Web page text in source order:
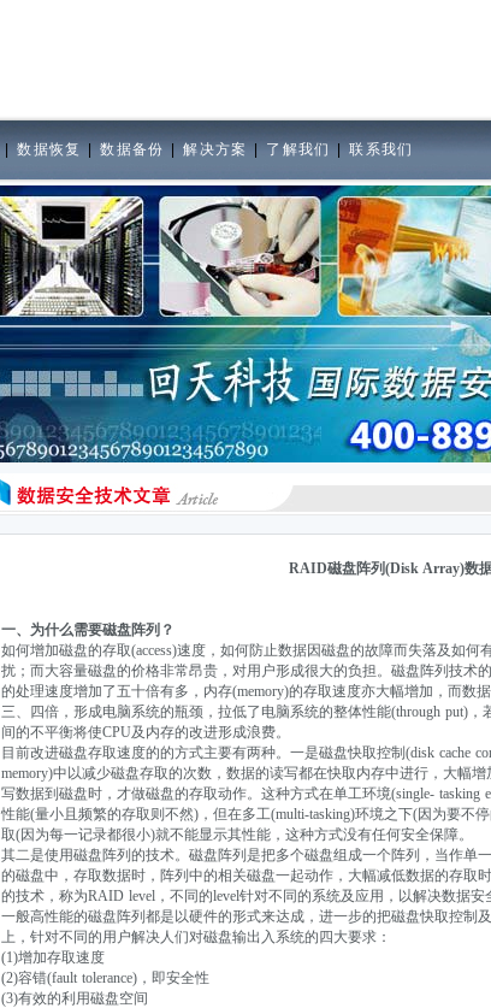
|数据恢复 |数据备份 |解决方案 了解我们 |联系我们
RAID磁盘阵列(Disk Array)数
一、为什么需要磁盘阵列？
如何增加磁盘的存取(access)速度，如何防止数据因磁盘的故障而失落及如
扰；而大容量磁盘的价格非常昂贵，对用户形成很大的负担。磁盘阵列技
的处理速度增加了五十倍有多，内存(memory)的存取速度亦大幅增加，而数
三、四倍，形成电脑系统的瓶颈，拉低了电脑系统的整体性能(through put)
间的不平衡将使CPU及内存的改进形成浪费。
目前改进磁盘存取速度的的方式主要有两种。一是磁盘快取控制(disk cache
memory)中以减少磁盘存取的次数，数据的读写都在快取内存中进行，大幅
写数据到磁盘时，才做磁盘的存取动作。这种方式在单工环境(single- tasking
性能(量小且频繁的存取则不然)，但在多工(multi-tasking)环境之下(因为要不
取(因为每一记录都很小)就不能显示其性能，这种方式没有任何安全保障。
其二是使用磁盘阵列的技术。磁盘阵列是把多个磁盘组成一个阵列，当作单
的磁盘中，存取数据时，阵列中的相关磁盘一起动作，大幅减低数据的存取
的技术，称为RAID level，不同的level针对不同的系统及应用，以解决数据安
一般高性能的磁盘阵列都是以硬件的形式来达成，进一步的把磁盘快取控制
上，针对不同的用户解决人们对磁盘输出入系统的四大要求：
(1)增加存取速度
(2)容错(fault tolerance)，即安全性
(3)有效的利用磁盘空间